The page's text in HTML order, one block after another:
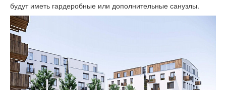
будут иметь гардеробные или дополнительные санузлы.